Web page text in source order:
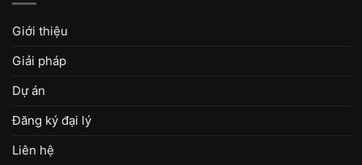
Giới thiệu
Giải pháp
Dự án
Đăng ký đại lý
Liên hệ